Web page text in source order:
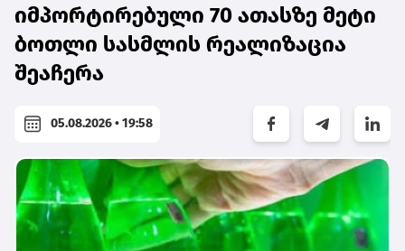
იმპორტირებული 70 ათასზე მეტი
ბოთლი სასმლის რეალიზაცია
შეაჩერა
05.08.2026 • 19:58